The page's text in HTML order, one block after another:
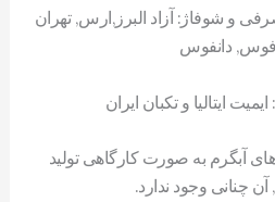
و شوفاژ: آزاد البرز,ارس, تهران
دانفوس
ایتالیا و تکبان ایران
آبگرم به صورت کارگاهی تولید
چنانی وجود ندارد.